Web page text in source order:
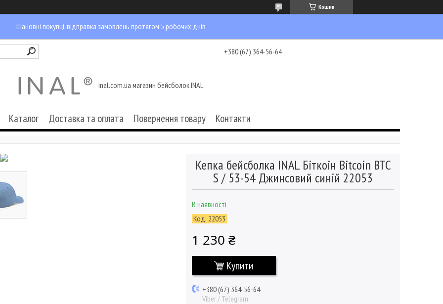
Кошик
Шановні покупці, відправка замовлень протягом 5 робочих днів
+380 (67) 364-56-64
inal.com.ua магазин бейсболок INAL
Каталог Доставка та оплата Повернення товару Контакти
Кепка бейсболка INAL Біткоін Bitcoin BTC
S / 53-54 Джинсовий синій 22053
В наявності
Код: 22053
1 230 ₴
Купити
+380 (67) 364-56-64
Viber / Telegram